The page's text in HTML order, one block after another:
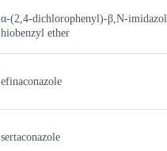
α-(2,4-dichlorophenyl)-β,N-
hiobenzyl ether
efinaconazole
sertaconazole